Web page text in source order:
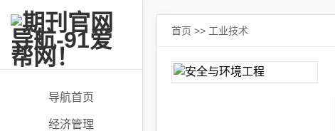
导航首页
经济管理
首页 >> 工业技术